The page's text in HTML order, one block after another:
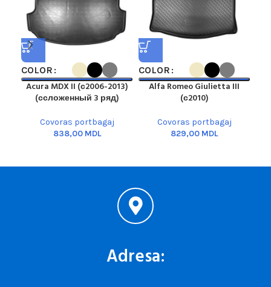
COLOR
Acura MDX II (с2006-2013)
(ссложенный 3 ряд)
Covoras portbagaj
MDL
COLOR
Alfa Romeo Giulietta III
(с2010)
Covoras portbagaj
MDL
Adresa: